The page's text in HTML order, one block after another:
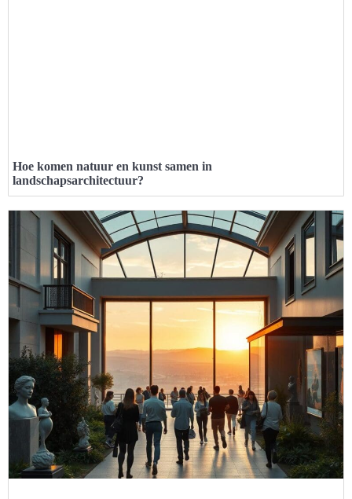
Hoe komen natuur en kunst samen in
landschapsarchitectuur?